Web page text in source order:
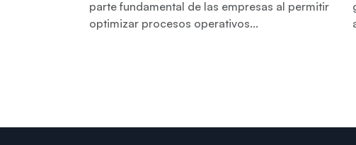
parte fundamental de las empresas al permitir
optimizar procesos operativos...